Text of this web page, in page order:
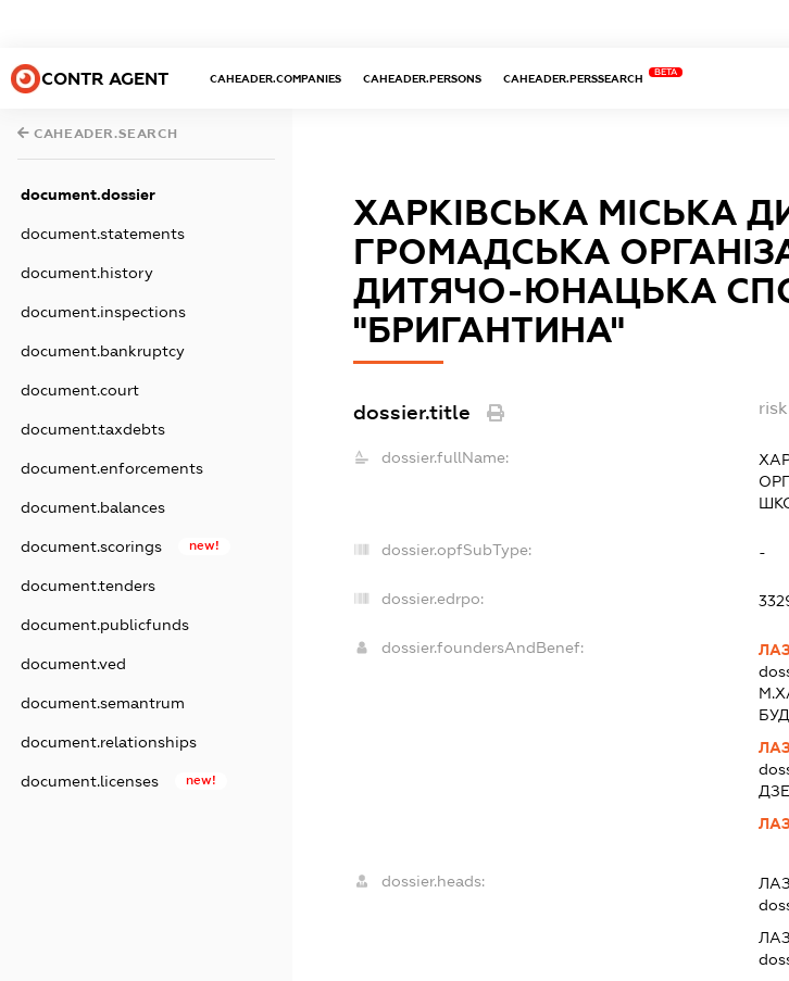
CONTR AGENT CAHEADER.COMPANIES CAHEADER.PERSONS CAHEADER.PERSSEARCH
BETA
CAHEADER.SEARCH
document.dossier
document.statements
document.history
document.inspections
document.bankruptcy
document.court
document.taxdebts
document.enforcements
document.balances
document.scorings new!
document.tenders
document.publicfunds
document.ved
document.semantrum
document.relationships
document.licenses new!
ХАРКІВСЬКА МІСЬКА
ГРОМАДСЬКА
ДИТЯЧО-ЮНАЦЬКА
"БРИГАНТИНА"
dossier.title
dossier.fullName:
dossier.opfSubType: -
dossier.edrpo:
dossier.foundersAndBenef:
dossier.heads: